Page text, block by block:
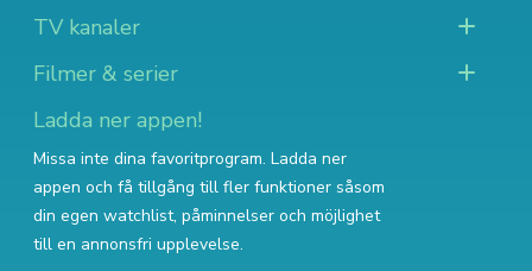
TV kanaler
Filmer & serier
Ladda ner appen!
Missa inte dina favoritprogram. Ladda ner
appen och få tillgång till fler funktioner såsom
din egen watchlist, påminnelser och möjlighet
till en annonsfri upplevelse.